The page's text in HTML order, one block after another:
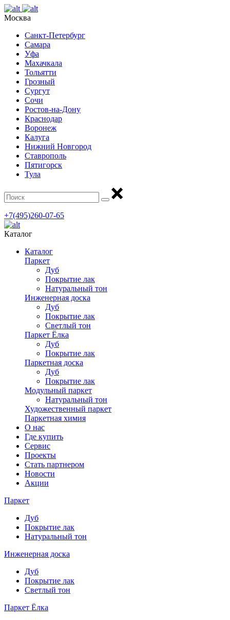
Москва
Санкт-Петербург
Самара
Уфа
Махачкала
Тольятти
Грозный
Сургут
Сочи
Ростов-на-Дону
Краснодар
Воронеж
Калуга
Нижний Новгород
Ставрополь
Пятигорск
Тула
+7(495)260-07-65
Каталог
Каталог
Паркет
Дуб
Покрытие лак
Натуральный тон
Инженерная доска
Дуб
Покрытие лак
Светлый тон
Паркет Ёлка
Дуб
Покрытие лак
Паркетная доска
Дуб
Покрытие лак
Модульный паркет
Натуральный тон
Художественный паркет
Паркетная химия
О нас
Где купить
Сервис
Проекты
Стать партнером
Новости
Акции
Паркет
Дуб
Покрытие лак
Натуральный тон
Инженерная доска
Дуб
Покрытие лак
Светлый тон
Паркет Ёлка